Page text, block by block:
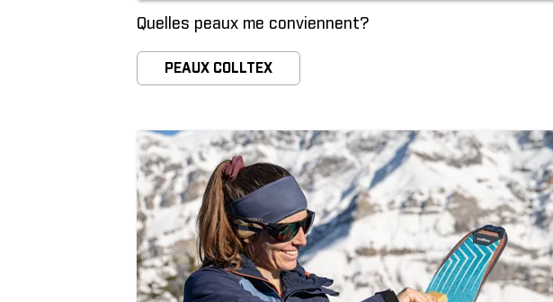
Quelles peaux me conviennent?
PEAUX COLLTEX